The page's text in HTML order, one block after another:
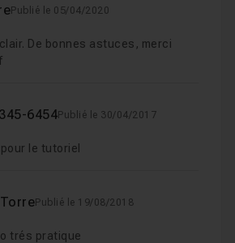
Publié le 05/04/2020
De bonnes astuces, merci
6454Publié le 30/04/2017
le tutoriel
Publié le 19/08/2018
trés pratique